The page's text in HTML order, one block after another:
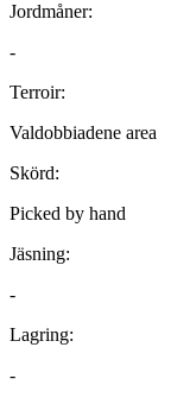
Jordmåner:
-
Terroir:
Valdobbiadene area
Skörd:
Picked by hand
Jäsning:
-
Lagring:
-